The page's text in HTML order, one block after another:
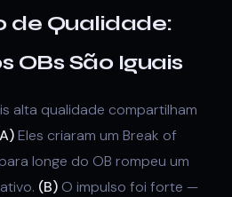
de Qualidade:
OBs São Iguais
alta qualidade compartilham
Eles criaram um Break of
longe do OB rompeu um
(B) O impulso foi forte —